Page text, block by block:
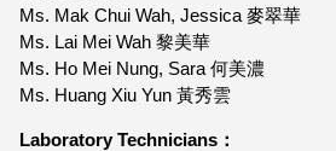
Ms. Mak Chui Wah, Jessica 麥翠華
Ms. Lai Mei Wah 黎美華
Ms. Ho Mei Nung, Sara 何美濃
Ms. Huang Xiu Yun 黃秀雲
Laboratory Technicians：